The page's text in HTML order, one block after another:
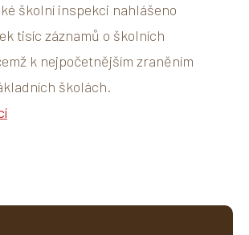
školní inspekci nahlášeno
tisíc záznamů o školních
k nejpočetnějším zraněním
školách.